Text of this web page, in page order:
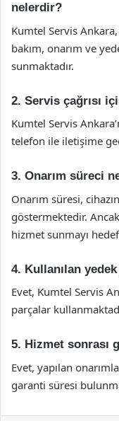
nelerdir?
Kumtel Servis
bakım, onarım ve
sunmaktadır.
2. Servis çağrısı
Kumtel Servis
telefon ile iletişime
3. Onarım süreci
Onarım süresi,
göstermektedir.
hizmet sunmayı
4. Kullanılan
Evet, Kumtel Servis
parçalar
5. Hizmet sonrası
Evet, yapılan
garanti süresi